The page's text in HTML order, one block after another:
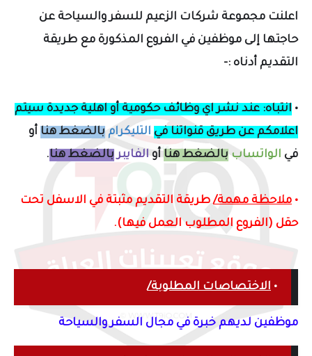
اعلنت مجموعة شركات الزعيم للسفر والسياحة عن
حاجتها إلى موظفين في الفروع المذكورة مع طريقة
التقديم أدناه :-
• انتباه: عند نشر اي وظائف حكومية أو اهلية جديدة سيتم
اعلامكم عن طريق قنواتنا في التليكرام بالضغط هنا أو
في الواتساب بالضغط هناأوالفايبر بالضغط هنا.
• ملاحظة مهمة/طريقة التقديم مثبتة في الاسفل تحت
حقل (الفروع المطلوب العمل فيها).
• الاختصاصات المطلوبة/
موظفين لديهم خبرة في مجال السفر والسياحة